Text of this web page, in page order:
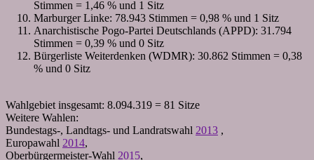
Stimmen = 1,46 % und 1 Sitz
Marburger Linke: 78.943 Stimmen = 0,98 % und 1 Sitz
Anarchistische Pogo-Partei Deutschlands (APPD): 31.794
Stimmen = 0,39 % und 0 Sitz
Bürgerliste Weiterdenken (WDMR): 30.862 Stimmen = 0,38
% und 0 Sitz
Wahlgebiet insgesamt: 8.094.319 = 81 Sitze
Weitere Wahlen:
Bundestags-, Landtags- und Landratswahl 2013 ,
Europawahl 2014,
Oberbürgermeister-Wahl 2015,